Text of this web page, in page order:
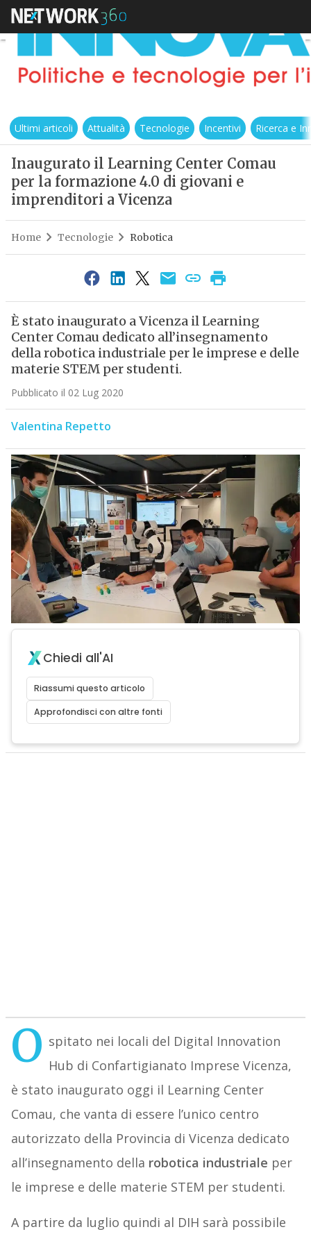
Ultimi articoli Attualità Tecnologie Incentivi Ricerca e
Inaugurato il Learning Center Comau
per la formazione 4.0 di giovani e
imprenditori a Vicenza
Home Tecnologie Robotica
È stato inaugurato a Vicenza il Learning
Center Comau dedicato all’insegnamento
della robotica industriale per le imprese e delle
materie STEM per studenti.
Pubblicato il 02 Lug 2020
Valentina Repetto
Chiedi all'AI
Riassumi questo articolo
Approfondisci con altre fonti
O spitato nei locali del Digital Innovation
Hub di Confartigianato Imprese Vicenza,
è stato inaugurato oggi il Learning Center
Comau, che vanta di essere l’unico centro
autorizzato della Provincia di Vicenza dedicato
all’insegnamento della robotica industriale per
le imprese e delle materie STEM per studenti.
A partire da luglio quindi al DIH sarà possibile